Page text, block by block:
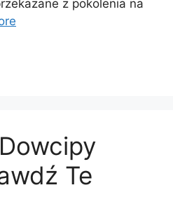
z pokolenia na
Te